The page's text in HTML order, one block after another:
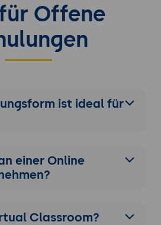
Offene
ist ideal für
einer Online
Classroom?